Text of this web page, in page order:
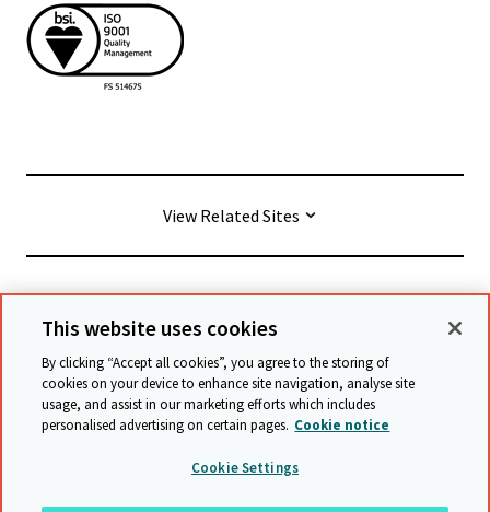
View Related Sites
© Cambridge University Press & Assessment
Allgemeine Geschäftsbedingungen
Datenschutz
Erklärung zur Barrierefreiheit
Stellungnahme zu moderner Sklaverei
This website uses cookies
By clicking “Accept all cookies”, you agree to the storing of
cookies on your device to enhance site navigation, analyse site
usage, and assist in our marketing efforts which includes
personalised advertising on certain pages. Cookie notice
Cookie Settings